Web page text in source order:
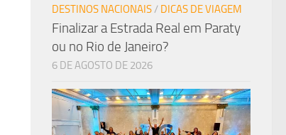
DESTINOS NACIONAIS / DICAS DE VIAGEM
Finalizar a Estrada Real em Paraty
ou no Rio de Janeiro?
6 DE AGOSTO DE 2026